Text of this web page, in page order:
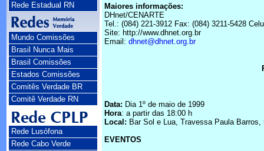
Rede Estadual RN
Mundo Comissões
Brasil Nunca Mais
Brasil Comissões
Estados Comissões
Comitês Verdade BR
Comitê Verdade RN
Rede Lusófona
Rede Cabo Verde
Maiores informações:
DHnet/CENARTE
Tel.: (084) 221-3912 Fax: (084) 3211-5428
Site: http://www.dhnet.org.br
Email: dhnet@dhnet.org.br
Data: Dia 1º de maio de 1999
Hora: a partir das 18:00 h
Local: Bar Sol e Lua, Travessa Paula
EVENTOS